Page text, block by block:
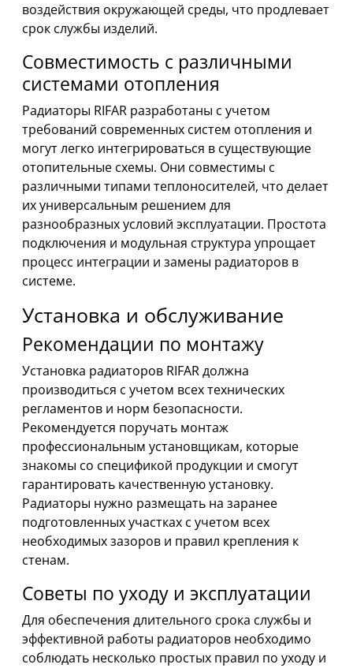
воздействия окружающей среды, что продлевает
срок службы изделий.
Совместимость с различными
системами отопления
Радиаторы RIFAR разработаны с учетом
требований современных систем отопления и
могут легко интегрироваться в существующие
отопительные схемы. Они совместимы с
различными типами теплоносителей, что делает
их универсальным решением для
разнообразных условий эксплуатации. Простота
подключения и модульная структура упрощает
процесс интеграции и замены радиаторов в
системе.
Установка и обслуживание
Рекомендации по монтажу
Установка радиаторов RIFAR должна
производиться с учетом всех технических
регламентов и норм безопасности.
Рекомендуется поручать монтаж
профессиональным установщикам, которые
знакомы со спецификой продукции и смогут
гарантировать качественную установку.
Радиаторы нужно размещать на заранее
подготовленных участках с учетом всех
необходимых зазоров и правил крепления к
стенам.
Советы по уходу и эксплуатации
Для обеспечения длительного срока службы и
эффективной работы радиаторов необходимо
соблюдать несколько простых правил по уходу и